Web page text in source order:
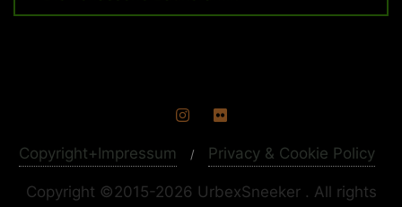
Copyright+Impressum Privacy & Cookie Policy
Copyright ©2015-2026 UrbexSneeker . All rights